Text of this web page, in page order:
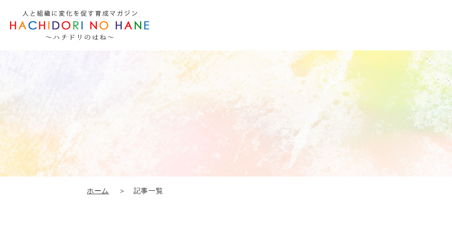
ホーム ＞ 記事一覧